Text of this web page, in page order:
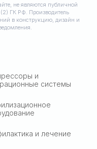
не являются публичной
ГК РФ. Производитель
в конструкцию, дизайн и
и
системы
и лечение